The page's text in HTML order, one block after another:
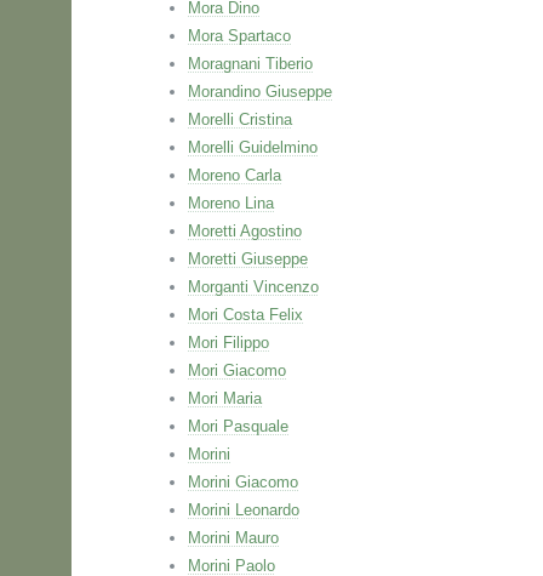
Mora Dino
Mora Spartaco
Moragnani Tiberio
Morandino Giuseppe
Morelli Cristina
Morelli Guidelmino
Moreno Carla
Moreno Lina
Moretti Agostino
Moretti Giuseppe
Morganti Vincenzo
Mori Costa Felix
Mori Filippo
Mori Giacomo
Mori Maria
Mori Pasquale
Morini
Morini Giacomo
Morini Leonardo
Morini Mauro
Morini Paolo